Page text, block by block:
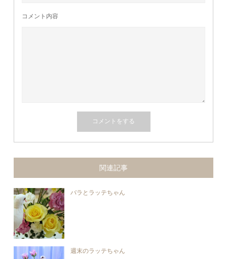
コメント内容
関連記事
バラとラッテちゃん
週末のラッテちゃん